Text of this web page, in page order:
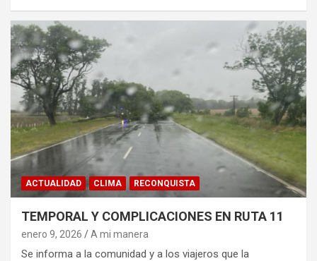
ACTUALIDAD CLIMA RECONQUISTA
TEMPORAL Y COMPLICACIONES EN RUTA 11
enero 9, 2026 A mi manera
Se informa a la comunidad y a los viajeros que la